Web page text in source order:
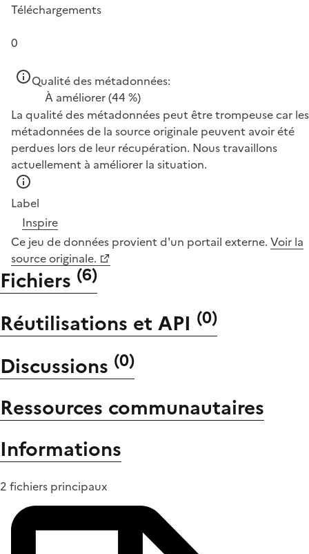
Téléchargements
0
Qualité des métadonnées:
À améliorer(44 %)
La qualité des métadonnées peut être trompeuse car les
métadonnées de la source originale peuvent avoir été
perdues lors de leur récupération. Nous travaillons
actuellement à améliorer la situation.
Label
Inspire
Ce jeu de données provient d'un portail externe. Voir la
source originale.
Fichiers (6)
Réutilisations et API (0)
Discussions (0)
Ressources communautaires
Informations
2 fichiers principaux